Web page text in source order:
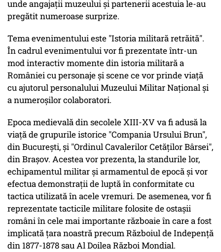
unde angajații muzeului și partenerii acestuia le-au
pregătit numeroase surprize.
Tema evenimentului este "Istoria militară retrăită".
În cadrul evenimentului vor fi prezentate într-un
mod interactiv momente din istoria militară a
României cu personaje și scene ce vor prinde viață
cu ajutorul personalului Muzeului Militar Național și
a numeroșilor colaboratori.
Epoca medievală din secolele XIII-XV va fi adusă la
viață de grupurile istorice "Compania Ursului Brun",
din București, și "Ordinul Cavalerilor Cetăților Bârsei",
din Brașov. Acestea vor prezenta, la standurile lor,
echipamentul militar și armamentul de epocă și vor
efectua demonstrații de luptă în conformitate cu
tactica utilizată în acele vremuri. De asemenea, vor fi
reprezentate tacticile militare folosite de ostașii
români în cele mai importante războaie în care a fost
implicată țara noastră precum Războiul de Indepență
din 1877-1878 sau Al Doilea Război Mondial.